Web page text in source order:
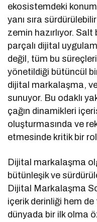
ekosistemdeki
yanı sıra
zemin hazırlıyor. Salt
parçalı dijital
değil, tüm bu
yönetildiği bütüncül
dijital markalaşma,
sunuyor. Bu odaklı
çağın dinamikleri
oluşturmasında ve
etmesinde kritik bir
Dijital markalaşma
bütünleşik ve
Dijital Markalaşma
içerik derinliği hem
dünyada bir ilk olma